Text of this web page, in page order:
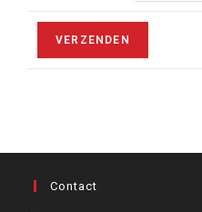
Contact